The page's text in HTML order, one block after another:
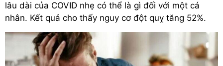
lâu dài của COVID nhẹ có thể là gì đối với một cá
nhân. Kết quả cho thấy nguy cơ đột quỵ tăng 52%.